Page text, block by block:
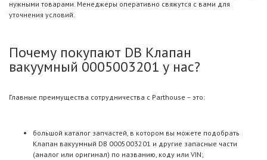
нужными товарами. Менеджеры оперативно свяжутся с вами для
уточнения условий.
Почему покупают DB Клапан
вакуумный 0005003201 у нас?
Главные преимущества сотрудничества с Parthouse – это:
большой каталог запчастей, в котором вы можете подобрать
Клапан вакуумный DB 0005003201 и другие запасные части
(аналог или оригинал) по названию, коду или VIN;